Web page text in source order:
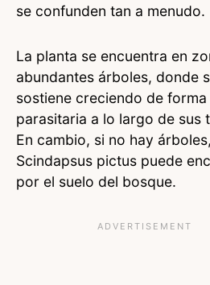
se confunden tan a menudo.
La planta se encuentra en
abundantes árboles, donde
sostiene creciendo de forma
parasitaria a lo largo de sus
En cambio, si no hay árboles,
Scindapsus pictus puede
por el suelo del bosque.